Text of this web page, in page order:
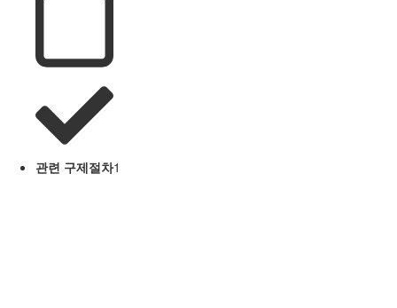
관련 구제절차1